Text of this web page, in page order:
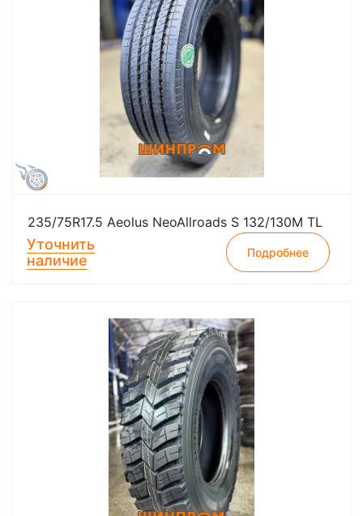
235/75R17.5 Aeolus NeoAllroads S 132/130M TL
Уточнить
наличие
Подробнее